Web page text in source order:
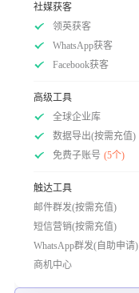
社媒获客
领英获客
WhatsApp获客
Facebook获客
高级工具
全球企业库
数据导出(按需充值)
免费子账号 (5个)
触达工具
邮件群发(按需充值)
短信营销(按需充值)
WhatsApp群发(自助申请)
商机中心